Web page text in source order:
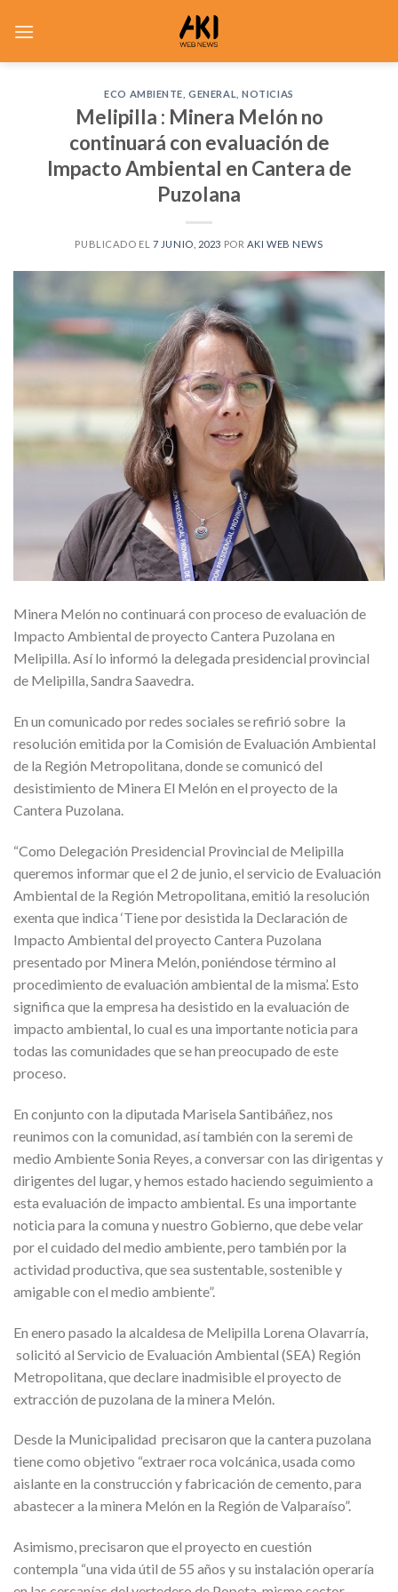
ECO AMBIENTE ,GENERAL ,NOTICIAS
Melipilla : Minera Melón no
continuará con evaluación de
Impacto Ambiental en Cantera de
Puzolana
PUBLICADO EL 7 JUNIO, 2023 POR AKI WEB NEWS
Minera Melón no continuará con proceso de evaluación de
Impacto Ambiental de proyecto Cantera Puzolana en
Melipilla. Así lo informó la delegada presidencial provincial
de Melipilla, Sandra Saavedra.
En un comunicado por redes sociales se refirió sobre la
resolución emitida por la Comisión de Evaluación Ambiental
de la Región Metropolitana, donde se comunicó del
desistimiento de Minera El Melón en el proyecto de la
Cantera Puzolana.
“Como Delegación Presidencial Provincial de Melipilla
queremos informar que el 2 de junio, el servicio de Evaluación
Ambiental de la Región Metropolitana, emitió la resolución
exenta que indica ‘Tiene por desistida la Declaración de
Impacto Ambiental del proyecto Cantera Puzolana
presentado por Minera Melón, poniéndose término al
procedimiento de evaluación ambiental de la misma’. Esto
significa que la empresa ha desistido en la evaluación de
impacto ambiental, lo cual es una importante noticia para
todas las comunidades que se han preocupado de este
proceso.
En conjunto con la diputada Marisela Santibáñez, nos
reunimos con la comunidad, así también con la seremi de
medio Ambiente Sonia Reyes, a conversar con las dirigentas y
dirigentes del lugar, y hemos estado haciendo seguimiento a
esta evaluación de impacto ambiental. Es una importante
noticia para la comuna y nuestro Gobierno, que debe velar
por el cuidado del medio ambiente, pero también por la
actividad productiva, que sea sustentable, sostenible y
amigable con el medio ambiente”.
En enero pasado la alcaldesa de Melipilla Lorena Olavarría,
solicitó al Servicio de Evaluación Ambiental (SEA) Región
Metropolitana, que declare inadmisible el proyecto de
extracción de puzolana de la minera Melón.
Desde la Municipalidad precisaron que la cantera puzolana
tiene como objetivo “extraer roca volcánica, usada como
aislante en la construcción y fabricación de cemento, para
abastecer a la minera Melón en la Región de Valparaíso”.
Asimismo, precisaron que el proyecto en cuestión
contempla “una vida útil de 55 años y su instalación operaría